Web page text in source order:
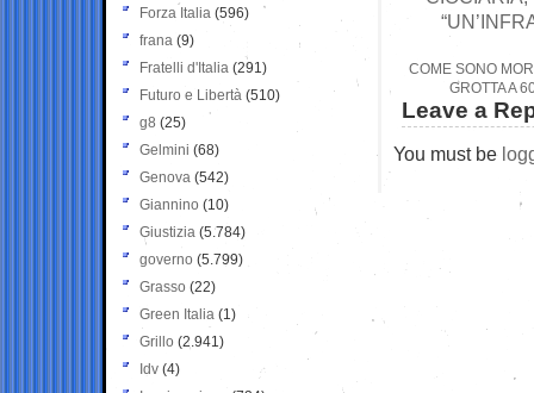
COME SONO
GROTTA A
Leave a
You must be
Forza Italia (596)
frana (9)
Fratelli d'Italia (291)
Futuro e Libertà (510)
g8 (25)
Gelmini (68)
Genova (542)
Giannino (10)
Giustizia (5.784)
governo (5.799)
Grasso (22)
Green Italia (1)
Grillo (2.941)
Idv (4)